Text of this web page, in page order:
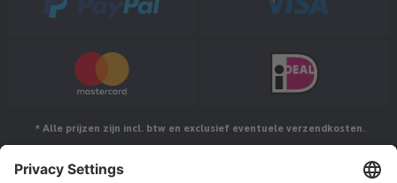
* Alle prijzen zijn incl. btw en exclusief eventuele verzendkosten.